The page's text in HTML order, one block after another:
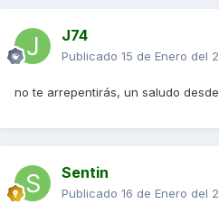
J74
Publicado 15 de Enero del
no te arrepentirás, un saludo
Sentin
Publicado 16 de Enero del